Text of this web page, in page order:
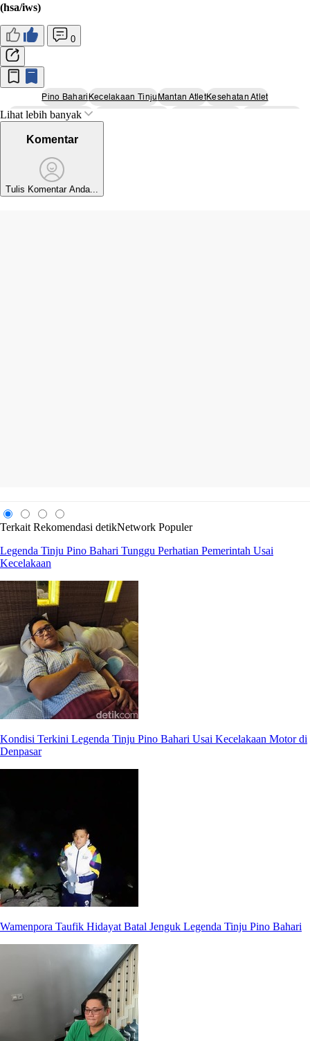
(hsa/iws)
0
Pino BahariKecelakaan TinjuMantan AtletKesehatan Atlet
Perhatian Pemerintah
Lihat lebih banyak
Komentar
Tulis Komentar Anda...
Terkait Rekomendasi detikNetwork Populer
Legenda Tinju Pino Bahari Tunggu Perhatian Pemerintah Usai
Kecelakaan
Kondisi Terkini Legenda Tinju Pino Bahari Usai Kecelakaan Motor di
Denpasar
Wamenpora Taufik Hidayat Batal Jenguk Legenda Tinju Pino Bahari